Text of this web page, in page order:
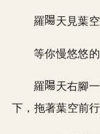
羅 天見葉
等你慢悠悠
羅 天右腳
下，拖著葉空前行